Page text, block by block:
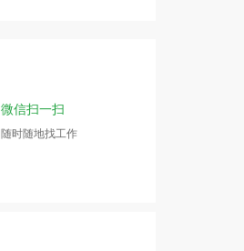
微信扫一扫
随时随地找工作